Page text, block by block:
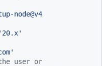
node@v4
'20.x'
user or